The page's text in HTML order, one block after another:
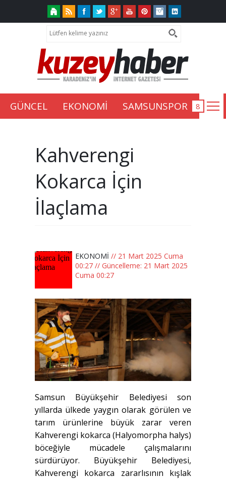
GÜNCEL EKONOMİ SAMSUNSPOR
Kahverengi
Kokarca İçin
İlaçlama
EKONOMİ // 21 Mart 2025 Cuma
00:27 // Güncelleme: 21 Mart 2025
Cuma 00:27
Samsun Büyükşehir Belediyesi son
yıllarda ülkede yaygın olarak görülen ve
tarım ürünlerine büyük zarar veren
Kahverengi kokarca (Halyomorpha halys)
böceğiyle mücadele çalışmalarını
sürdürüyor. Büyükşehir Belediyesi,
Kahverengi kokarca zararlısının kışlak